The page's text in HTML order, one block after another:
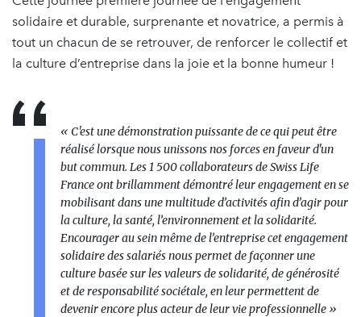
solidaire et durable, surprenante et novatrice, a permis à
tout un chacun de se retrouver, de renforcer le collectif et
la culture d’entreprise dans la joie et la bonne humeur !
« C'est une démonstration puissante de ce qui peut être
réalisé lorsque nous unissons nos forces en faveur d'un
but commun. Les 1 500 collaborateurs de Swiss Life
France ont brillamment démontré leur engagement en se
mobilisant dans une multitude d’activités afin d’agir pour
la culture, la santé, l’environnement et la solidarité.
Encourager au sein même de l’entreprise cet engagement
solidaire des salariés nous permet de façonner une
culture basée sur les valeurs de solidarité, de générosité
et de responsabilité sociétale, en leur permettent de
devenir encore plus acteur de leur vie professionnelle »